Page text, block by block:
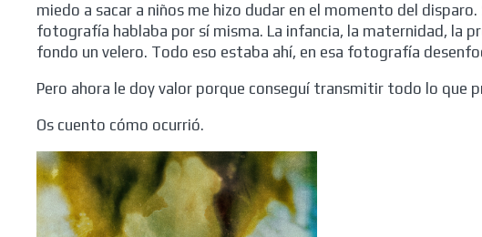
miedo a sacar a niños me hizo dudar en el momento del
fotografía hablaba por sí misma. La infancia, la maternidad, la
fondo un velero. Todo eso estaba ahí, en esa fotografía
Pero ahora le doy valor porque conseguí transmitir todo lo que
Os cuento cómo ocurrió.